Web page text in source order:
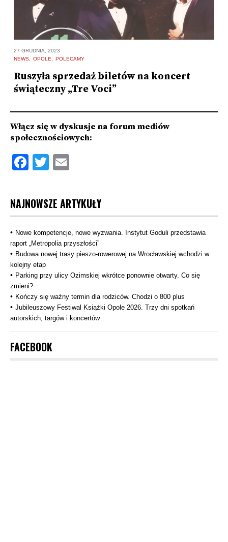
27 GRUDNIA, 2023
NEWS
OPOLE POLECAMY
Ruszyła sprzedaż biletów na koncert
świąteczny „Tre Voci”
Włącz się w dyskusje na forum mediów
społecznościowych:
Facebook
Twitter
NAJNOWSZE ARTYKUŁY
Nowe kompetencje, nowe wyzwania. Instytut Goduli przedstawia
raport „Metropolia przyszłości”
Budowa nowej trasy pieszo‑rowerowej na Wrocławskiej wchodzi w
kolejny etap
Parking przy ulicy Ozimskiej wkrótce ponownie otwarty. Co się
zmieni?
Kończy się ważny termin dla rodziców. Chodzi o 800 plus
Jubileuszowy Festiwal Książki Opole 2026. Trzy dni spotkań
autorskich, targów i koncertów
FACEBOOK